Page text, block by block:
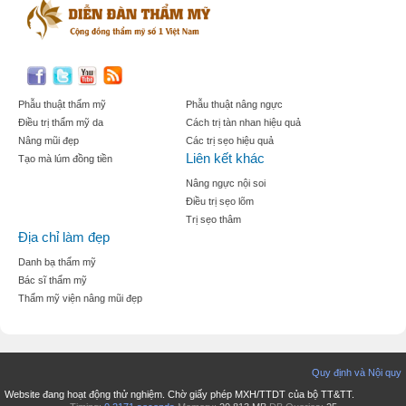
Phẫu thuật thẩm mỹ
Điều trị thẩm mỹ da
Nâng mũi đẹp
Tạo mà lúm đồng tiền
Phẫu thuật nâng ngực
Cách trị tàn nhan hiệu quả
Các trị sẹo hiệu quả
Liên kết khác
Nâng ngực nội soi
Điều trị sẹo lõm
Trị sẹo thâm
Địa chỉ làm đẹp
Danh bạ thẩm mỹ
Bác sĩ thẩm mỹ
Thẩm mỹ viện nâng mũi đẹp
Quy định và Nội quy
Website đang hoạt động thử nghiệm. Chờ giấy phép MXH/TTDT của bộ TT&TT.